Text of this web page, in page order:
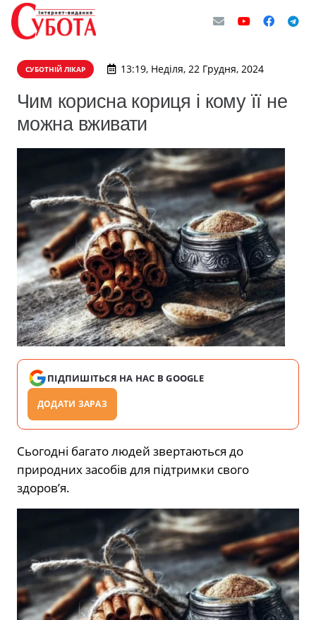
СУБОТНІЙ ЛІКАР 13:19, Неділя, 22 Грудня, 2024
Чим корисна кориця і кому її не
можна вживати
ПІДПИШІТЬСЯ НА НАС В GOOGLE
ДОДАТИ ЗАРАЗ
Сьогодні багато людей звертаються до
природних засобів для підтримки свого
здоров’я.